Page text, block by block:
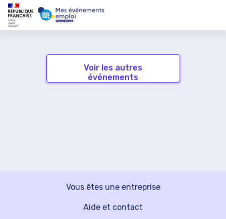
Voir les autres
événements
Vous êtes une entreprise
Aide et contact